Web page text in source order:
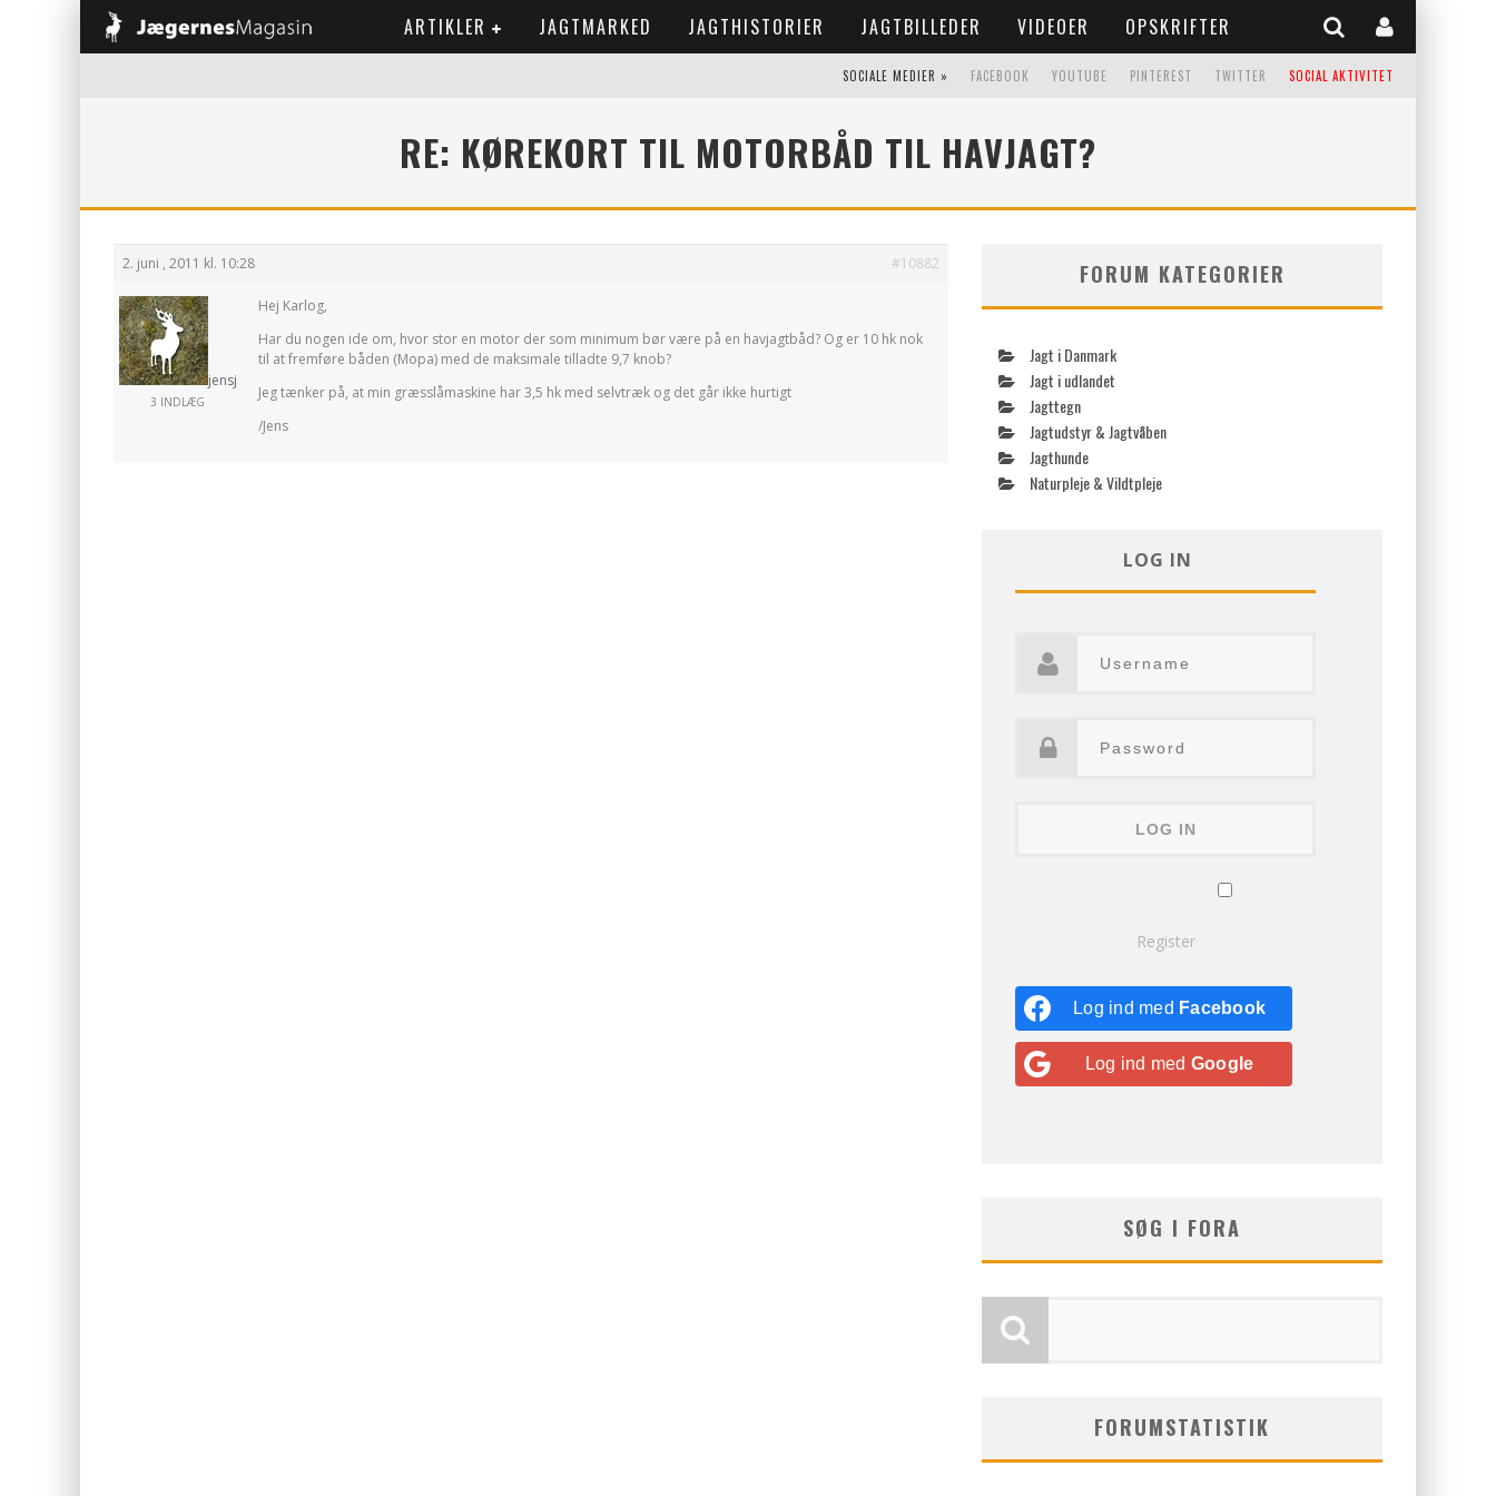
ARTIKLER JAGTMARKED JAGTHISTORIER JAGTBILLEDER VIDEOER OPSKRIFTER
SOCIAL AKTIVITET
TWITTER
PINTEREST
YOUTUBE
FACEBOOK
SOCIALE MEDIER »
RE: KØREKORT TIL MOTORBÅD TIL HAVJAGT?
2. juni , 2011 kl. 10:28 #10882
jensj
3 INDLÆG
Hej Karlog,
Har du nogen ide om, hvor stor en motor der som minimum bør være på en havjagtbåd? Og er 10 hk nok
til at fremføre båden (Mopa) med de maksimale tilladte 9,7 knob?
Jeg tænker på, at min græsslåmaskine har 3,5 hk med selvtræk og det går ikke hurtigt
/Jens
FORUM KATEGORIER
Jagt i Danmark
Jagt i udlandet
Jagttegn
Jagtudstyr & Jagtvåben
Jagthunde
Naturpleje & Vildtpleje
LOG IN
Register
Log ind med Facebook
Log ind med Google
SØG I FORA
FORUMSTATISTIK